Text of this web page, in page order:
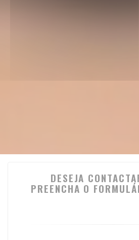
DESEJA
PREENCHA O